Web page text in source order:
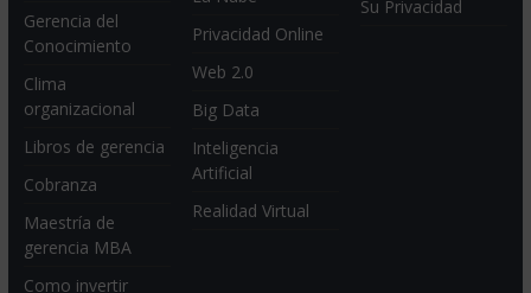
Gerencia del
Conocimiento
Clima
organizacional
Libros de gerencia
Cobranza
Maestría de
gerencia MBA
Como invertir
Privacidad Online
Web 2.0
Big Data
Inteligencia
Artificial
Realidad Virtual
Su Privacidad